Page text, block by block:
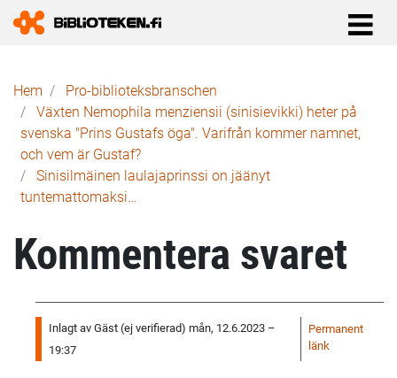
Länkstig
Hem
Pro-biblioteks­branschen
Växten Nemophila menziensii (sinisievikki) heter på
svenska "Prins Gustafs öga". Varifrån kommer namnet,
och vem är Gustaf?
Sinisilmäinen laulajaprinssi on jäänyt
tuntemattomaksi…
Kommentera svaret
Inlagt av Gäst (ej verifierad) mån, 12.6.2023 –
19:37
Som
svar
Permanent
länk